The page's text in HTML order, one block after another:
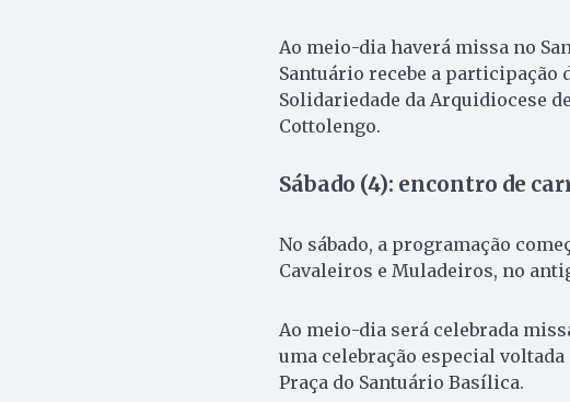
Ao meio-dia haverá missa no
Santuário recebe a participação
Solidariedade da Arquidiocese
Cottolengo.
Sábado (4): encontro de
No sábado, a programação
Cavaleiros e Muladeiros, no
Ao meio-dia será celebrada
uma celebração especial
Praça do Santuário Basílica.